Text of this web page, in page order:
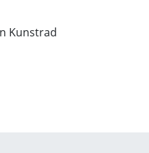
Kunstrad